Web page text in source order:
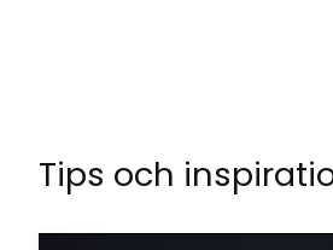
Tips och